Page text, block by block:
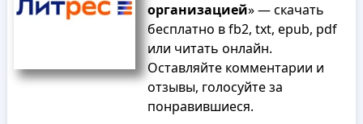
организацией» — скачать
бесплатно в fb2, txt, epub, pdf
или читать онлайн.
Оставляйте комментарии и
отзывы, голосуйте за
понравившиеся.